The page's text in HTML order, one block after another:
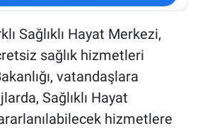
Sağlıklı Hayat Merkezi,
sağlık hizmetleri
vatandaşlara
Sağlıklı Hayat
hizmetlere